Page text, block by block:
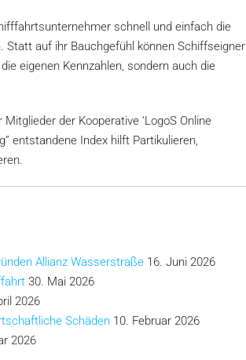
schnell und einfach die
Statt auf ihr Bauchgefühl können Schiffseigner
eigenen Kennzahlen, sondern auch die
der Kooperative ‘LogoS Online
entstandene Index hilft Partikulieren,
Allianz Wasserstraße 16. Juni 2026
30. Mai 2026
2026
Schäden 10. Februar 2026
2026